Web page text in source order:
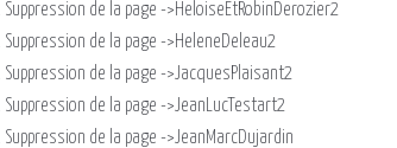
de la page ->HeloiseEtRobinDerozier2
de la page ->HeleneDeleau2
de la page ->JacquesPlaisant2
de la page ->JeanLucTestart2
de la page ->JeanMarcDujardin